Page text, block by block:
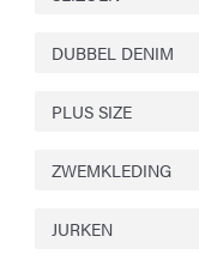
DUBBEL DENIM
PLUS SIZE
ZWEMKLEDING
JURKEN